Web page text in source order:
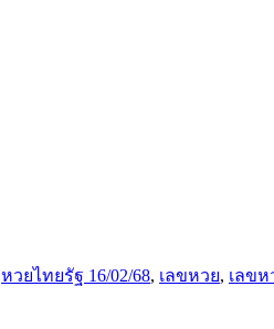
หวยไทยรัฐ 16/02/68, เลขหวย, เลขห